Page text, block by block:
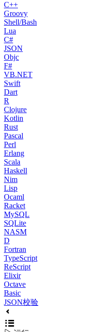
C++
Groovy
Shell/Bash
Lua
C#
JSON
Objc
F#
VB.NET
Swift
Dart
R
Clojure
Kotlin
Rust
Pascal
Perl
Erlang
Scala
Haskell
Nim
Lisp
Ocaml
Racket
MySQL
SQLite
NASM
D
Fortran
TypeScript
ReScript
Elixir
Octave
Basic
JSON校验